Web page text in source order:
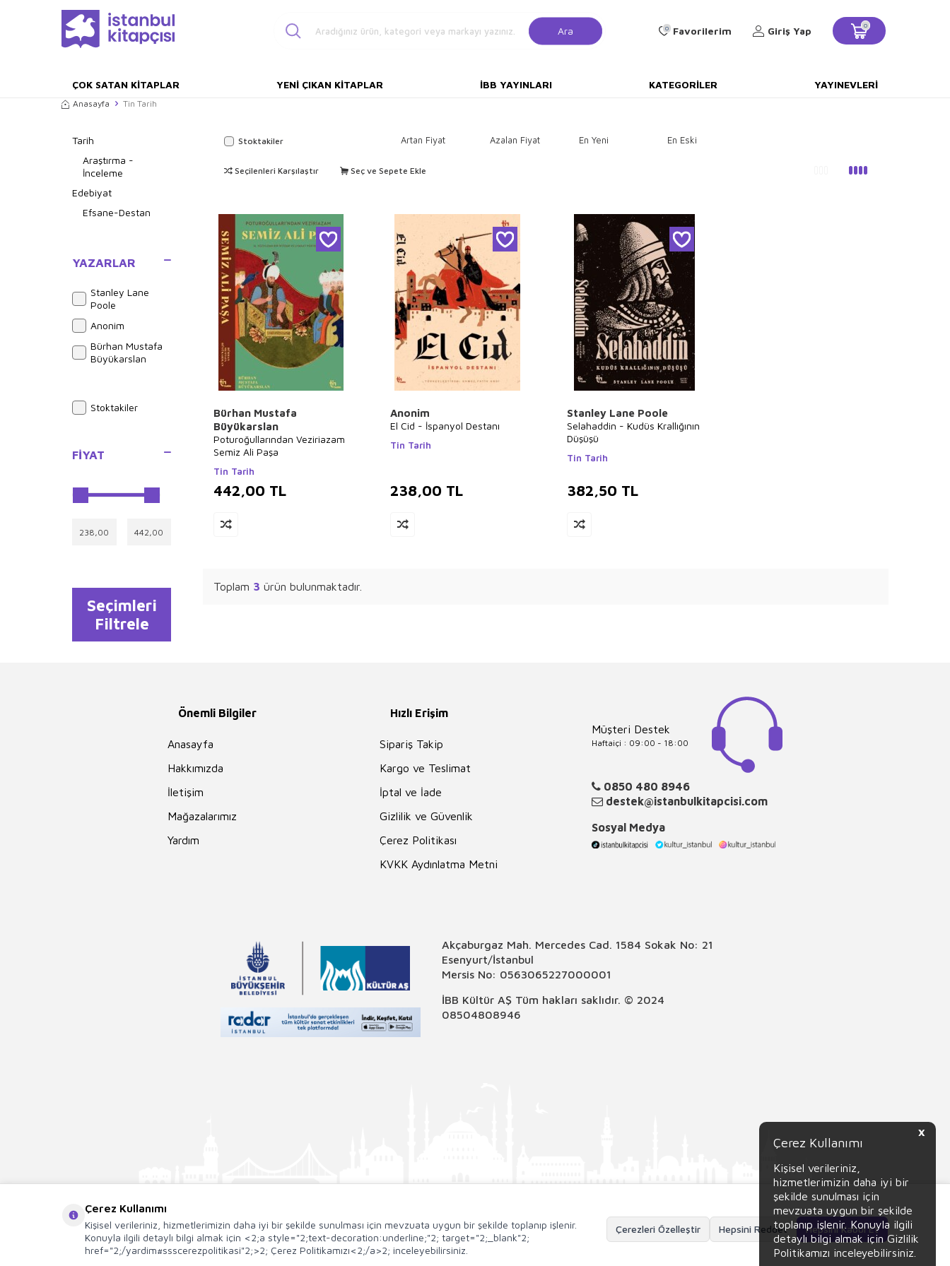
X
Çerez Kullanımı
Kişisel verileriniz,
hizmetlerimizin daha iyi bir
şekilde sunulması için
mevzuata uygun bir şekilde
toplanıp işlenir. Konuyla ilgili
detaylı bilgi almak için Gizlilik
Politikamızı inceleyebilirsiniz.
Ara 0 Favorilerim Giriş Yap 0
ÇOK SATAN KITAPLAR YENI ÇIKAN KITAPLAR İBB YAYINLARI KATEGORILER YAYINEVLERI
Anasayfa Tin Tarih
Tarih
Araştırma -
İnceleme
Edebiyat
Efsane-Destan
YAZARLAR
Stanley Lane
Poole
Anonim
Bürhan Mustafa
Büyükarslan
Stoktakiler
FIYAT
Seçimleri
Filtrele
Stoktakiler Artan Fiyat Azalan Fiyat En Yeni En Eski
Seçilenleri Karşılaştır Seç ve Sepete Ekle
Bürhan Mustafa
Büyükarslan
Poturoğullarından Veziriazam
Semiz Ali Paşa
Tin Tarih
442,00 TL
Anonim
El Cid - İspanyol Destanı
Tin Tarih
238,00 TL
Stanley Lane Poole
Selahaddin - Kudüs Krallığının
Düşüşü
Tin Tarih
382,50 TL
Toplam 3 ürün bulunmaktadır.
Önemli Bilgiler
Anasayfa
Hakkımızda
İletişim
Mağazalarımız
Yardım
Hızlı Erişim
Sipariş Takip
Kargo ve Teslimat
İptal ve İade
Gizlilik ve Güvenlik
Çerez Politikası
KVKK Aydınlatma Metni
Müşteri Destek
Haftaiçi : 09:00 - 18:00
0850 480 8946
destek@istanbulkitapcisi.com
Sosyal Medya
Akçaburgaz Mah. Mercedes Cad. 1584 Sokak No: 21
Esenyurt/İstanbul
Mersis No: 0563065227000001
İBB Kültür AŞ Tüm hakları saklıdır. © 2024
08504808946
Çerez Kullanımı
Kişisel verileriniz, hizmetlerimizin daha iyi bir şekilde sunulması için mevzuata uygun bir şekilde toplanıp işlenir.
Konuyla ilgili detaylı bilgi almak için <2;a style="2;text-decoration:underline;"2; target="2;_blank"2;
href="2;/yardim#ssscerezpolitikasi"2;>2; Çerez Politikamızı<2;/a>2; inceleyebilirsiniz.
Çerezleri Özelleştir Hepsini Reddet Hepsini Kabul Et